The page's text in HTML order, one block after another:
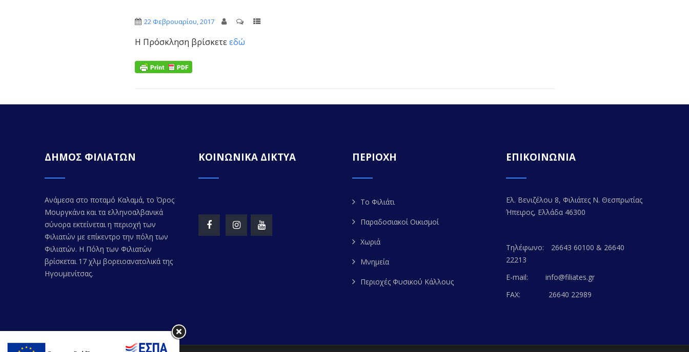
22 Φεβρουαρίου, 2017
Η Πρόσκληση βρίσκετεεδώ
ΔΗΜΟΣ ΦΙΛΙΑΤΩΝ
Ανάμεσα στο ποταμό Καλαμά, το Όρος
Μουργκάνα και τα ελληνοαλβανικά
σύνορα εκτείνεται η περιοχή των
Φιλιατών με επίκεντρο την πόλη των
Φιλιατών. Η Πόλη των Φιλιατών
βρίσκεται 17 χλμ βορειοανατολικά της
Ηγουμενίτσας.
ΚΟΙΝΩΝΙΚΑ ΔΙΚΤΥΑ ΠΕΡΙΟΧΗ
Το Φιλιάτι
Παραδοσιακοί Οικισμοί
Χωριά
Μνημεία
Περιοχές Φυσικού Κάλλους
ΕΠΙΚΟΙΝΩΝΙΑ
Ελ. Βενιζέλου 8, Φιλιάτες Ν. Θεσπρωτίας
Ήπειρος, Ελλάδα 46300
Τηλέφωνο:
26643 60100 & 26640
22213
E-mail:
info@filiates.gr
FAX:
26640 22989